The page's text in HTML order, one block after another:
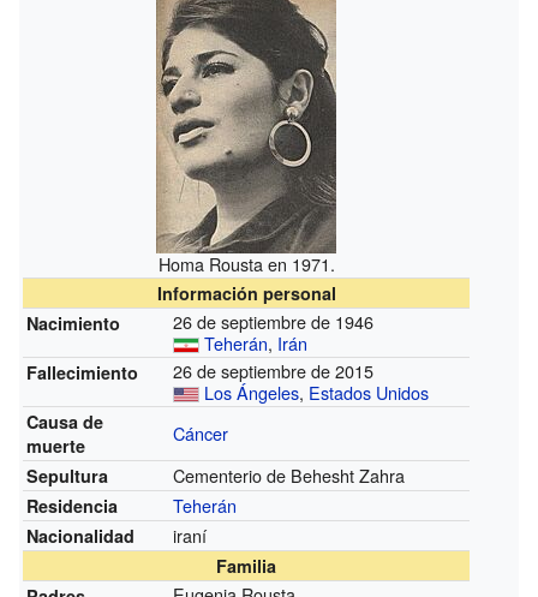
Homa Rousta en 1971.
Información personal
Nacimiento
26 de septiembre de 1946
Teherán, Irán
Fallecimiento
26 de septiembre de 2015
Los Ángeles, Estados Unidos
Causa de
muerte
Cáncer
Sepultura Cementerio de Behesht Zahra
Residencia Teherán
Nacionalidad iraní
Familia